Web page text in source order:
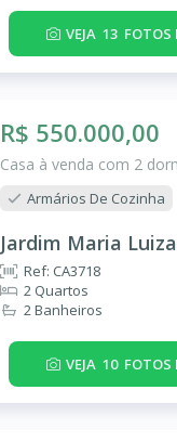
VEJA 13 FOTOS
R$ 550.000,00
Casa à venda com 2
Armários De Cozinha
Jardim Maria
Ref: CA3718
2 Quartos
2 Banheiros
VEJA 10 FOTOS